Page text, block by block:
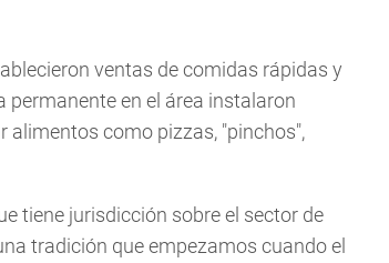
ventas de comidas rápidas y
en el área instalaron
alimentos como pizzas, "pinchos",
tiene jurisdicción sobre el sector de
tradición que empezamos cuando el